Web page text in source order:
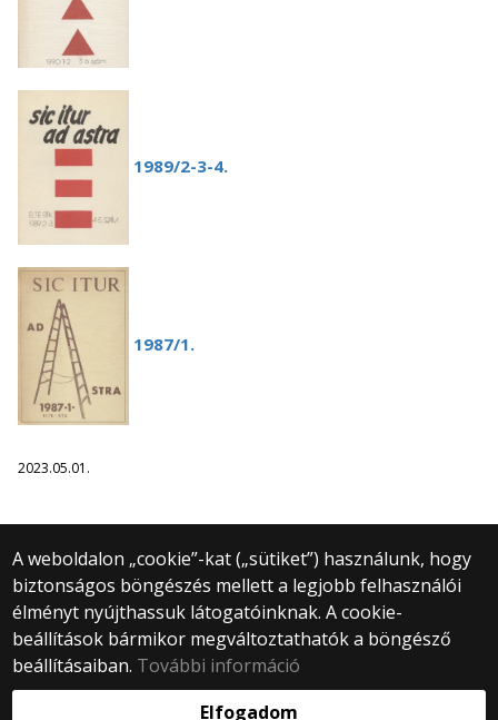
1989/2-3-4.
1987/1.
2023.05.01.
A weboldalon „cookie”-kat („sütiket”) használunk, hogy
biztonságos böngészés mellett a legjobb felhasználói
élményt nyújthassuk látogatóinknak. A cookie-
beállítások bármikor megváltoztathatók a böngésző
beállításaiban. További információ
Elfogadom
© 2025 Eötvös Loránd Tudományegyetem
Minden jog fenntartva.
1053 Budapest, Egyetem tér 1–3.
Központi telefonszám: +36 1 411 6500
Webfejlesztés: